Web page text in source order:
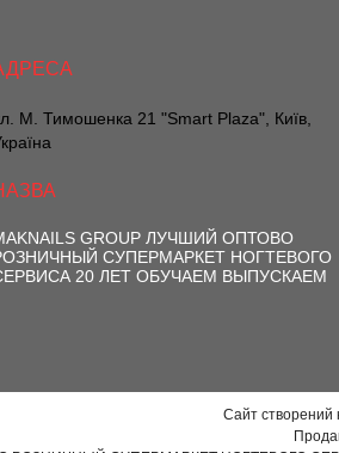
М. Тимошенка 21 "Smart Plaza", Київ,
GROUP ЛУЧШИЙ ОПТОВО
СУПЕРМАРКЕТ НОГТЕВОГО
20 ЛЕТ ОБУЧАЕМ ВЫПУСКАЕМ
Сайт створений